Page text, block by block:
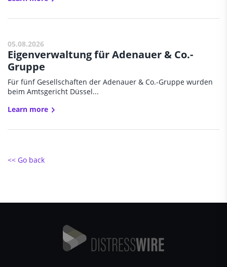
05.08.2026
Eigenverwaltung für Adenauer & Co.-
Gruppe
Für fünf Gesellschaften der Adenauer & Co.-Gruppe wurden
beim Amtsgericht Düssel...
Learn more
<< Go back